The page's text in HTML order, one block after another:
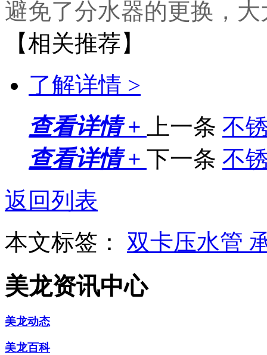
避免了分水器的更换，
【相关推荐】
了解详情 >
查看详情 +
上一条 不
查看详情 + 下一条 不
返回列表
本文标签： 双卡压水管
美龙资讯中心
美龙动态
美龙百科